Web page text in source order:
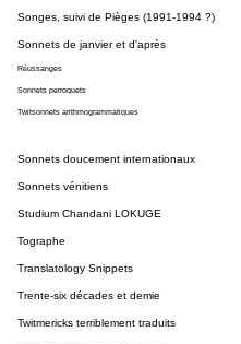
Songes, suivi de Pièges (1991-1994 ?)
Sonnets de janvier et d'après
Réussanges
Sonnets perroquets
Twitsonnets arithmogrammatiques
Sonnets doucement internationaux
Sonnets vénitiens
Studium Chandani LOKUGE
Tographe
Translatology Snippets
Trente-six décades et demie
Twitmericks terriblement traduits